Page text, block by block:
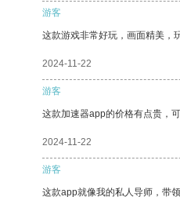
游客
这款游戏非常好玩，画面精美，
2024-11-22
游客
这款加速器app的价格有点贵，
2024-11-22
游客
这款app就像我的私人导师，带